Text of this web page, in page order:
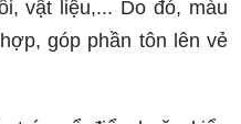
vật liệu,... Do đó, màu
góp phần tôn lên vẻ